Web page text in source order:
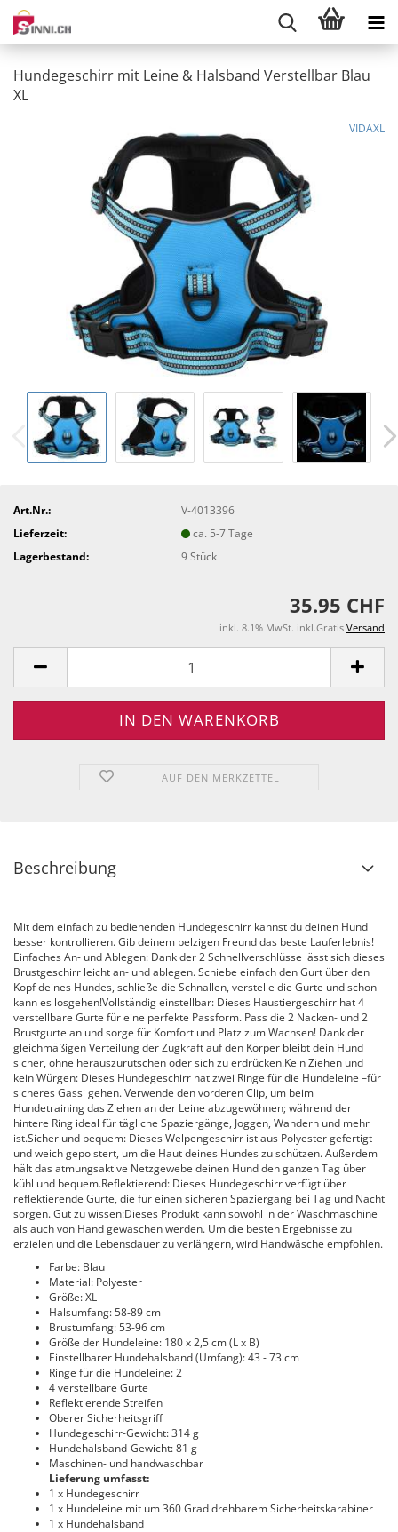
Hundegeschirr mit Leine & Halsband Verstellbar Blau
XL
VIDAXL
Art.Nr.:
V-4013396
Lieferzeit:
ca. 5-7 Tage
Lagerbestand:
9Stück
35.95 CHF
inkl. 8.1% MwSt. inkl.Gratis Versand
AUF DEN MERKZETTEL
Beschreibung
Mit dem einfach zu bedienenden Hundegeschirr kannst du deinen Hund
besser kontrollieren. Gib deinem pelzigen Freund das beste Lauferlebnis!
Einfaches An- und Ablegen: Dank der 2 Schnellverschlüsse lässt sich dieses
Brustgeschirr leicht an- und ablegen. Schiebe einfach den Gurt über den
Kopf deines Hundes, schließe die Schnallen, verstelle die Gurte und schon
kann es losgehen!Vollständig einstellbar: Dieses Haustiergeschirr hat 4
verstellbare Gurte für eine perfekte Passform. Pass die 2 Nacken- und 2
Brustgurte an und sorge für Komfort und Platz zum Wachsen! Dank der
gleichmäßigen Verteilung der Zugkraft auf den Körper bleibt dein Hund
sicher, ohne herauszurutschen oder sich zu erdrücken.Kein Ziehen und
kein Würgen: Dieses Hundegeschirr hat zwei Ringe für die Hundeleine –für
sicheres Gassi gehen. Verwende den vorderen Clip, um beim
Hundetraining das Ziehen an der Leine abzugewöhnen; während der
hintere Ring ideal für tägliche Spaziergänge, Joggen, Wandern und mehr
ist.Sicher und bequem: Dieses Welpengeschirr ist aus Polyester gefertigt
und weich gepolstert, um die Haut deines Hundes zu schützen. Außerdem
hält das atmungsaktive Netzgewebe deinen Hund den ganzen Tag über
kühl und bequem.Reflektierend: Dieses Hundegeschirr verfügt über
reflektierende Gurte, die für einen sicheren Spaziergang bei Tag und Nacht
sorgen. Gut zu wissen:Dieses Produkt kann sowohl in der Waschmaschine
als auch von Hand gewaschen werden. Um die besten Ergebnisse zu
erzielen und die Lebensdauer zu verlängern, wird Handwäsche empfohlen.
Farbe: Blau
Material: Polyester
Größe: XL
Halsumfang: 58-89 cm
Brustumfang: 53-96 cm
Größe der Hundeleine: 180 x 2,5 cm (L x B)
Einstellbarer Hundehalsband (Umfang): 43 - 73 cm
Ringe für die Hundeleine: 2
4 verstellbare Gurte
Reflektierende Streifen
Oberer Sicherheitsgriff
Hundegeschirr-Gewicht: 314 g
Hundehalsband-Gewicht: 81 g
Maschinen- und handwaschbar
Lieferung umfasst:
1 x Hundegeschirr
1 x Hundeleine mit um 360 Grad drehbarem Sicherheitskarabiner
1 x Hundehalsband